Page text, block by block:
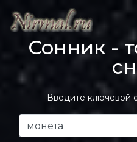
Сонник -
Введите ключевой